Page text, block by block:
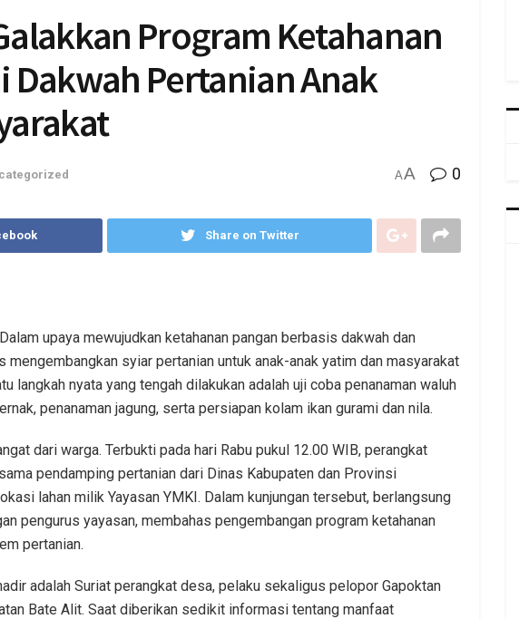
Program Ketahanan
Dakwah Pertanian Anak
AA 0
Share on Twitter
upaya mewujudkan ketahanan pangan berbasis dakwah dan
mengembangkan syiar pertanian untuk anak-anak yatim dan masyarakat
langkah nyata yang tengah dilakukan adalah uji coba penanaman waluh
penanaman jagung, serta persiapan kolam ikan gurami dan nila.
dari warga. Terbukti pada hari Rabu pukul 12.00 WIB, perangkat
pendamping pertanian dari Dinas Kabupaten dan Provinsi
lahan milik Yayasan YMKI. Dalam kunjungan tersebut, berlangsung
pengurus yayasan, membahas pengembangan program ketahanan
pertanian.
adalah Suriat perangkat desa, pelaku sekaligus pelopor Gapoktan
Bate Alit. Saat diberikan sedikit informasi tentang manfaat